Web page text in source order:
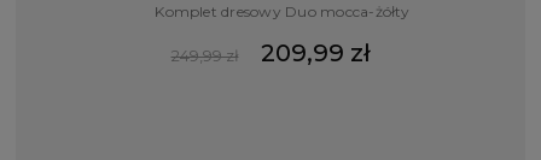
Komplet dresowy Duo mocca-żółty
249,99 zł 209,99 zł